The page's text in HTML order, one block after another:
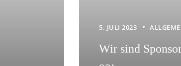
5. JULI 2023
Wir sind